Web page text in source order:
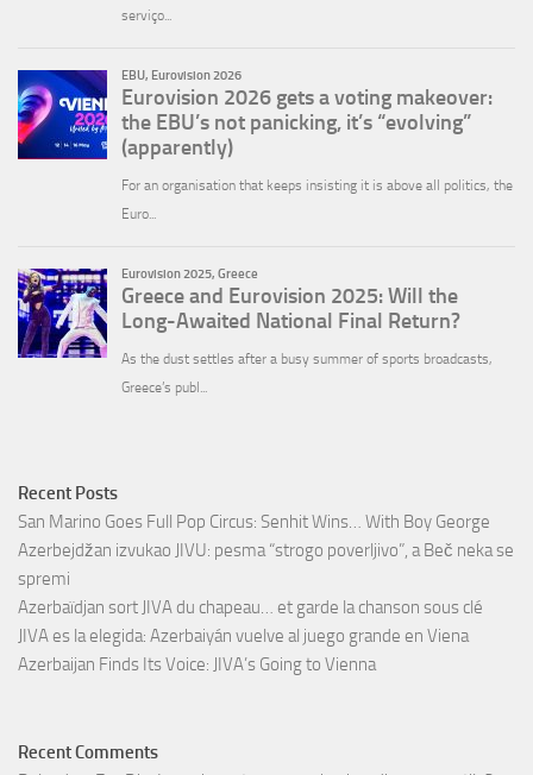
Recent Posts
San Marino Goes Full Pop Circus: Senhit Wins… With Boy George
Azerbejdžan izvukao JIVU: pesma “strogo poverljivo”, a Beč neka se
spremi
Azerbaïdjan sort JIVA du chapeau… et garde la chanson sous clé
JIVA es la elegida: Azerbaiyán vuelve al juego grande en Viena
Azerbaijan Finds Its Voice: JIVA’s Going to Vienna
Recent Comments